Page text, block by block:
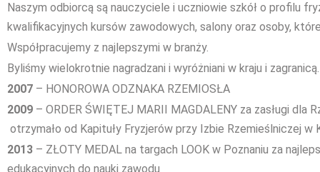
Naszym odbiorcą są nauczyciele i uczniowie szkół o profilu
kwalifikacyjnych kursów zawodowych, salony oraz osoby,
Współpracujemy z najlepszymi w branży.
Byliśmy wielokrotnie nagradzani i wyróżniani w kraju i zagranicą.
2007 – HONOROWA ODZNAKA RZEMIOSŁA
2009 – ORDER ŚWIĘTEJ MARII MAGDALENY za zasługi dla
otrzymało od Kapituły Fryzjerów przy Izbie Rzemieślniczej w
2013 – ZŁOTY MEDAL na targach LOOK w Poznaniu za
edukacyjnych do nauki zawodu